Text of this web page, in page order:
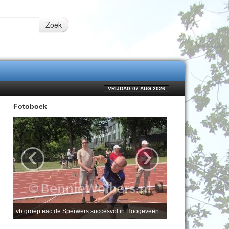
Zoek
VRIJDAG 07 AUG 2026
Fotoboek
vb groep eac de Sperwers succesvol in Hoogeveen
‹ ›